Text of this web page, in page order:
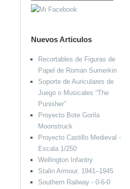
Nuevos Articulos
Recortables de Figuras de
Papel de Roman Sumerkin
Soporte de Auriculares de
Juego o Musicales “The
Punisher”
Proyecto Bote Gorila
Moonstruck
Proyecto Castillo Medieval -
Escala 1/250
Wellington Infantry
Stalin Armour, 1941–1945
Southern Railway - 0-6-0